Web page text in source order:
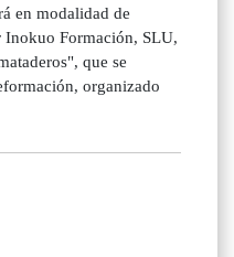
en modalidad de
Formación, SLU,
que se
organizado